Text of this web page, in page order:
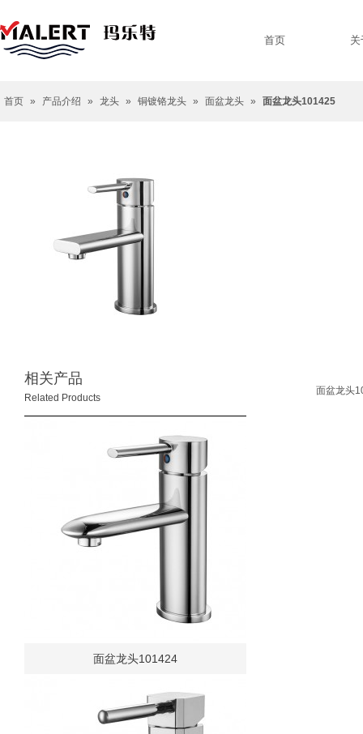
首页
首页 » 产品介绍 » 龙头 » 铜镀铬龙头 » 面盆龙头 » 面盆龙头101425
相关产品
Related Products
面盆龙头101424
面盆龙头